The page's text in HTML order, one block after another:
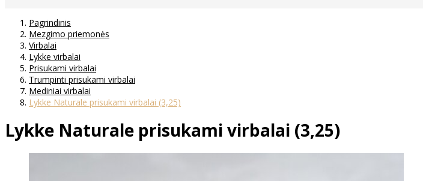
Pagrindinis
Mezgimo priemonės
Virbalai
Lykke virbalai
Prisukami virbalai
Trumpinti prisukami virbalai
Mediniai virbalai
Lykke Naturale prisukami virbalai (3,25)
Lykke Naturale prisukami virbalai (3,25)